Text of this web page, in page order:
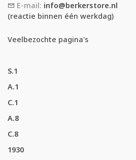
E-mail: info@berkerstore.nl
(reactie binnen één werkdag)
Veelbezochte pagina's
S.1
A.1
C.1
A.8
C.8
1930